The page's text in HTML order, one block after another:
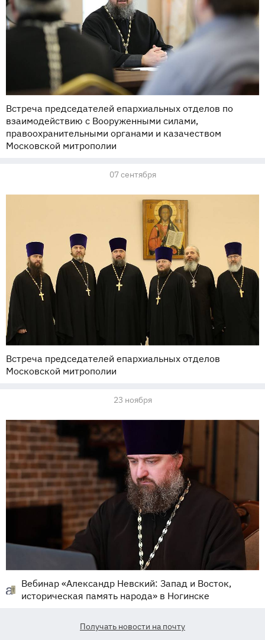
Встреча председателей епархиальных отделов по
взаимодействию с Вооруженными силами,
правоохранительными органами и казачеством
Московской митрополии
07 сентября
Встреча председателей епархиальных отделов
Московской митрополии
23 ноября
Вебинар «Александр Невский: Запад и Восток,
историческая память народа» в Ногинске
Получать новости на почту